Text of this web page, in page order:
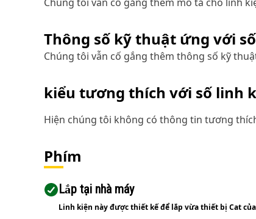
Thông số kỹ thuật ứng với
Chúng tôi vẫn cố gắng thêm thông số kỹ
kiểu tương thích với số linh
Hiện chúng tôi không có thông tin tương
Phím
Lắp tại nhà máy
Linh kiện này được thiết kế để lắp vừa thiết bị Cat